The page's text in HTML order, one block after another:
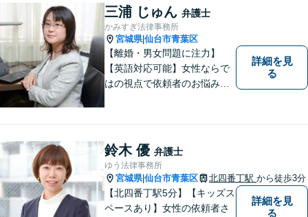
是非一度ご相談ください。
三浦 じゅん 弁護士
かみすぎ法律事務所
宮城県|仙台市青葉区
【離婚・男女問題に注力】
【英語対応可能】女性ならで
はの視点で依頼者のお悩みに
男女問題やセクハラ事件など
のお困り事がございました
ら、お気軽にご相談くださ
い。
詳細を見
る
鈴木 優 弁護士
ゆう法律事務所
宮城県|仙台市青葉区 北四番丁駅 から徒歩3分
【北四番丁駅5分】【キッズス
ペースあり】女性の依頼者さ
詳細を見
る